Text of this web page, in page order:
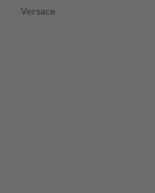
Versace